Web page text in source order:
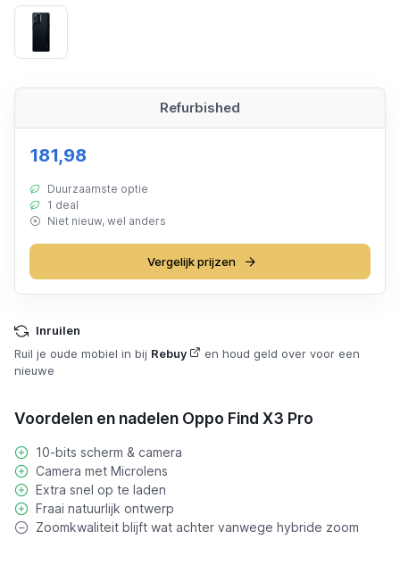
Refurbished
181,98
Duurzaamste optie
1 deal
Niet nieuw, wel anders
Vergelijk prijzen
Inruilen
Ruil je oude mobiel in bij Rebuy
en houd geld over voor een
nieuwe
Voordelen en nadelen Oppo Find X3 Pro
10-bits scherm & camera
Camera met Microlens
Extra snel op te laden
Fraai natuurlijk ontwerp
Zoomkwaliteit blijft wat achter vanwege hybride zoom